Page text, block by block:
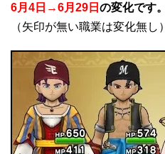
6月4日→6月29日 の変化です。
（矢印が無い職業は変化無し）